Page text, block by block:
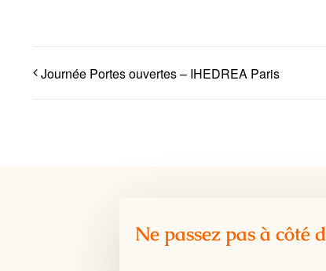
Journée Portes ouvertes – IHEDREA Paris
Ne passez pas à côté